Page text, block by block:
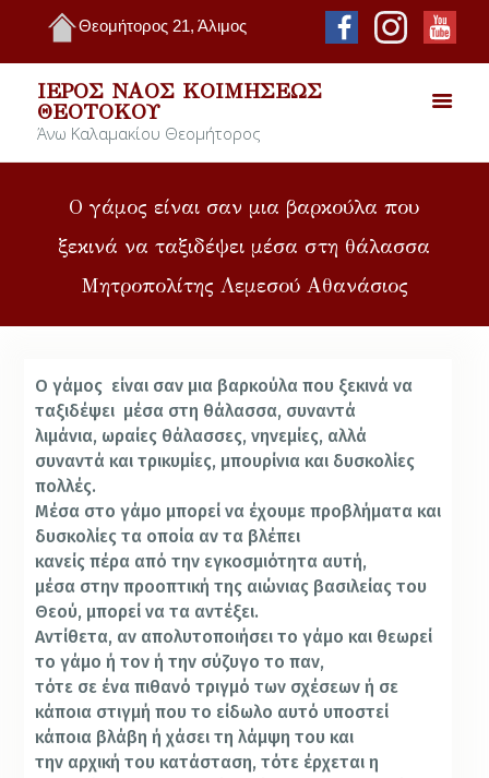
Θεομήτορος 21, Άλιμος
ΙΕΡΌΣ ΝΑΌΣ ΚΟΙΜΉΣΕΩΣ
ΘΕΟΤΌΚΟΥ
Άνω Καλαμακίου Θεομήτορος
Ο γάμος είναι σαν μια βαρκούλα που
ξεκινά να ταξιδέψει μέσα στη θάλασσα
Μητροπολίτης Λεμεσού Αθανάσιος
Ο γάμος είναι σαν μια βαρκούλα που ξεκινά να
ταξιδέψει μέσα στη θάλασσα, συναντά
λιμάνια, ωραίες θάλασσες, νηνεμίες, αλλά
συναντά και τρικυμίες, μπουρίνια και δυσκολίες
πολλές.
Μέσα στο γάμο μπορεί να έχουμε προβλήματα και
δυσκολίες τα οποία αν τα βλέπει
κανείς πέρα από την εγκοσμιότητα αυτή,
μέσα στην προοπτική της αιώνιας βασιλείας του
Θεού, μπορεί να τα αντέξει.
Αντίθετα, αν απολυτοποιήσει το γάμο και θεωρεί
το γάμο ή τον ή την σύζυγο το παν,
τότε σε ένα πιθανό τριγμό των σχέσεων ή σε
κάποια στιγμή που το είδωλο αυτό υποστεί
κάποια βλάβη ή χάσει τη λάμψη του και
την αρχική του κατάσταση, τότε έρχεται η